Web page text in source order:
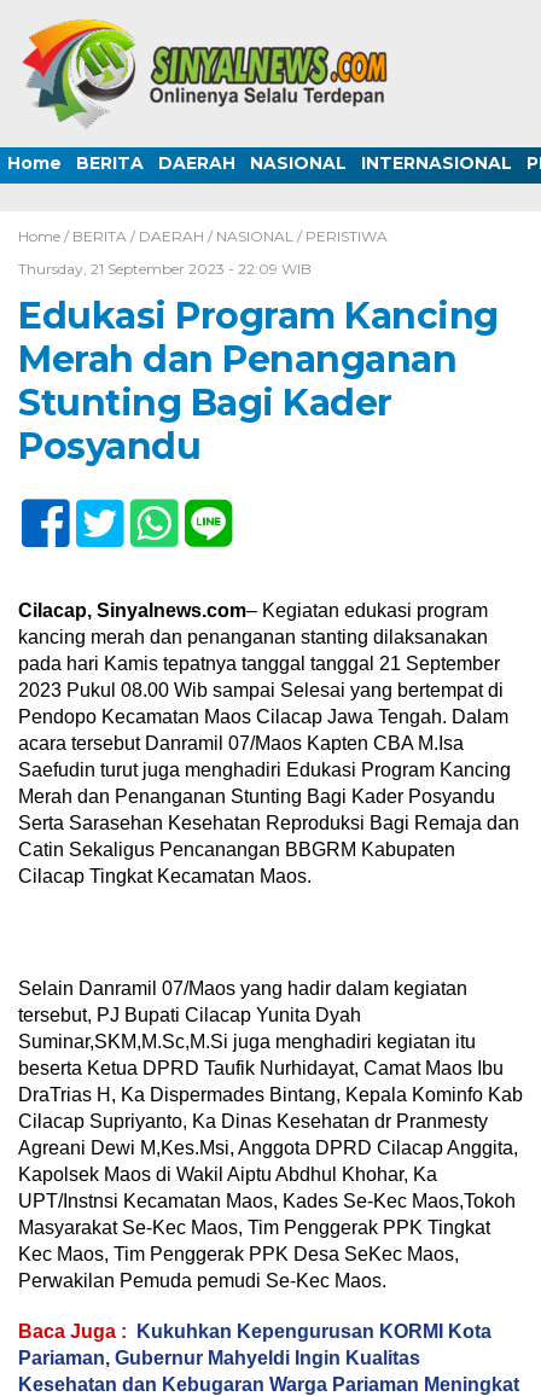
Home BERITA DAERAH NASIONAL INTERNASIONAL
Home / BERITA / DAERAH / NASIONAL / PERISTIWA
Thursday, 21 September 2023 - 22:09 WIB
Edukasi Program Kancing
Merah dan Penanganan
Stunting Bagi Kader
Posyandu
Cilacap, Sinyalnews.com– Kegiatan edukasi program
kancing merah dan penanganan stanting dilaksanakan
pada hari Kamis tepatnya tanggal tanggal 21 September
2023 Pukul 08.00 Wib sampai Selesai yang bertempat di
Pendopo Kecamatan Maos Cilacap Jawa Tengah. Dalam
acara tersebut Danramil 07/Maos Kapten CBA M.Isa
Saefudin turut juga menghadiri Edukasi Program Kancing
Merah dan Penanganan Stunting Bagi Kader Posyandu
Serta Sarasehan Kesehatan Reproduksi Bagi Remaja dan
Catin Sekaligus Pencanangan BBGRM Kabupaten
Cilacap Tingkat Kecamatan Maos.
Selain Danramil 07/Maos yang hadir dalam kegiatan
tersebut, PJ Bupati Cilacap Yunita Dyah
Suminar,SKM,M.Sc,M.Si juga menghadiri kegiatan itu
beserta Ketua DPRD Taufik Nurhidayat, Camat Maos Ibu
DraTrias H, Ka Dispermades Bintang, Kepala Kominfo Kab
Cilacap Supriyanto, Ka Dinas Kesehatan dr Pranmesty
Agreani Dewi M,Kes.Msi, Anggota DPRD Cilacap Anggita,
Kapolsek Maos di Wakil Aiptu Abdhul Khohar, Ka
UPT/Instnsi Kecamatan Maos, Kades Se-Kec Maos,Tokoh
Masyarakat Se-Kec Maos, Tim Penggerak PPK Tingkat
Kec Maos, Tim Penggerak PPK Desa SeKec Maos,
Perwakilan Pemuda pemudi Se-Kec Maos.
Baca Juga :
Kukuhkan Kepengurusan KORMI Kota
Pariaman, Gubernur Mahyeldi Ingin Kualitas
Kesehatan dan Kebugaran Warga Pariaman Meningkat